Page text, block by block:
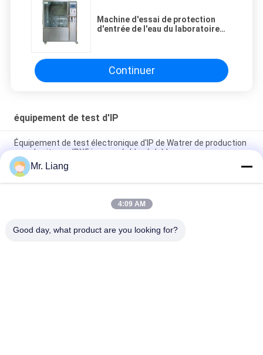
Machine d'essai de protection
d'entrée de l'eau du laboratoire
Continuer
équipement de test d'IP
Équipement de test électronique d'IP de Watrer de production
avec la vitesse IPX5 imperméable réglable
Équipement de test de trempage environnemental d'IPX7/8
eaux avec les becs de pulvérisation tournants
Imperméabilisez la pluie universelle pulvérisant l'équipement
Mr. Liang
4:09 AM
Good day, what product are you looking for?